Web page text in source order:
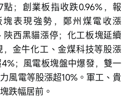
點；創業板指收跌0.96%，報
塊表現強勢，鄭州煤電收漲
陝西黑貓漲停；化工板塊延續
金牛化工、金煤科技等股漲
；風電板塊盤中爆發，雙一
風電等股漲超10%。軍工、貴
跌幅居前。